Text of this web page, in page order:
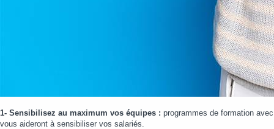
1- Sensibilisez au maximum vos équipes : programmes de formation
vous aideront à sensibiliser vos salariés.